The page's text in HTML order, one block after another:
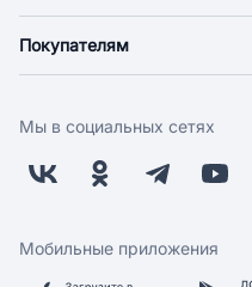
Новости
Поставщикам
Заводчикам
Обратная связь
Покупателям
Оплата
Бонусная программа
Скидки и акции
Мы в социальных сетях
Мобильные приложения